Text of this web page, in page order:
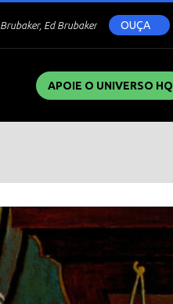
Brubaker, Ed Brubaker OUÇA
APOIE O UNIVERSO HQ